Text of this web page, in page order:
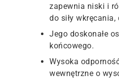
zapewnia niski i
do siły
Jego doskonałe
końcowego.
Wysoka
wewnętrzne o